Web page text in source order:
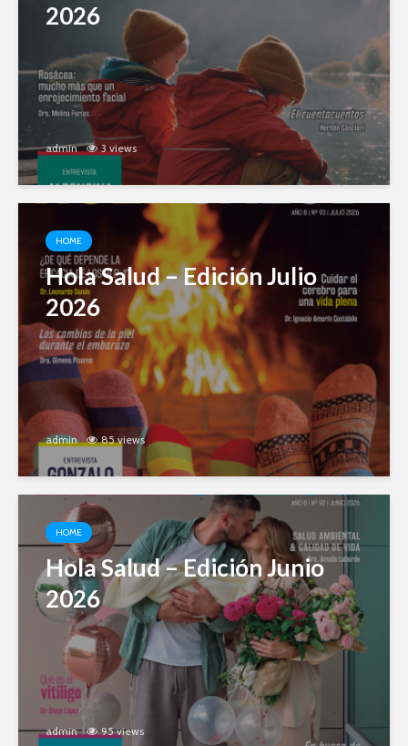
2026
admin 3 views
HOME
Hola Salud – Edición Julio
2026
admin 85 views
HOME
Hola Salud – Edición Junio
2026
admin 95 views